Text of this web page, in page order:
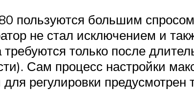
пользуются большим
не стал исключением и
только после
Сам процесс настройки
регулировки предусмотрен